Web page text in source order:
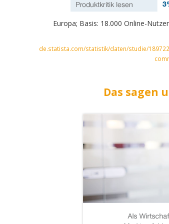
Europa; Basis: 18.000 Online-
de.statista.com/statistik/daten/studie/
Das sagen